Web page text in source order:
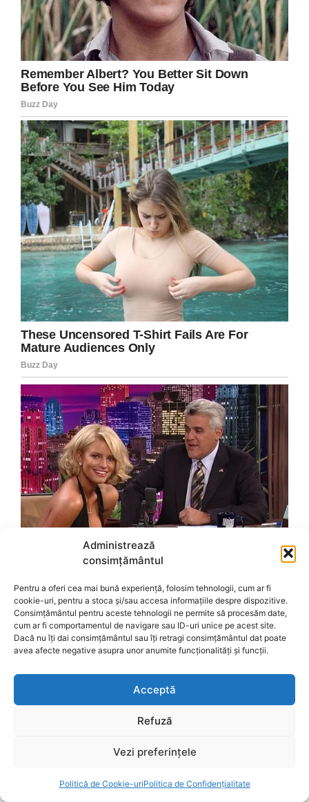
Administrează
consimțământul
Pentru a oferi cea mai bună experiență, folosim tehnologii, cum ar fi
cookie-uri, pentru a stoca și/sau accesa informațiile despre dispozitive.
Consimțământul pentru aceste tehnologii ne permite să procesăm date,
cum ar fi comportamentul de navigare sau ID-uri unice pe acest site.
Dacă nu îți dai consimțământul sau îți retragi consimțământul dat poate
avea afecte negative asupra unor anumite funcționalități și funcții.
Acceptă
Refuză
Vezi preferințele
Politică de Cookie-uriPolitica de Confidențialitate